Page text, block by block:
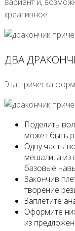
креативное.
ДВА
Эта прическа
Поделить
может быть
Одну часть
мешали, а из
базовые
Закончив
творение
Заплетите
Оформите
из